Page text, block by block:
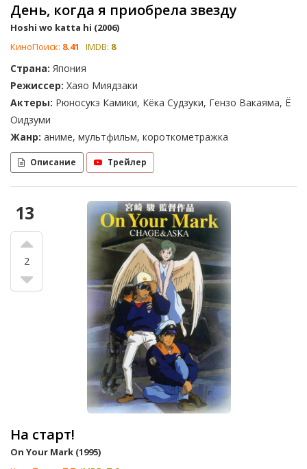
День, когда я приобрела звезду
Hoshi wo katta hi (2006)
КиноПоиск: 8.41 IMDB: 8
Страна: Япония
Режиссер: Хаяо Миядзаки
Актеры: Рюносукэ Камики, Кёка Судзуки, Гензо Вакаяма, Ё
Оидзуми
Жанр: аниме, мультфильм, короткометражка
Описание Трейлер
13
2
На старт!
On Your Mark (1995)